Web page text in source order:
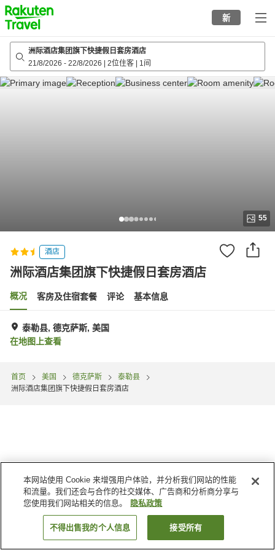
to
top
page
新
洲际酒店集团旗下快捷假日套房酒店
21/8/2026 - 22/8/2026 2位住客 1间
55
酒店
洲际酒店集团旗下快捷假日套房酒店
概况 客房及住宿套餐 评论 基本信息
泰勒县, 德克萨斯, 美国
在地图上查看
首页 美国 德克萨斯
泰勒县
洲际酒店集团旗下快捷假日套房酒店
搜索客房
本网站使用 Cookie 来增强用户体验，并分析我们网站的性能
和流量。我们还会与合作的社交媒体、广告商和分析商分享与
您使用我们网站相关的信息。
隐私政策
不得出售我的个人信息 接受所有